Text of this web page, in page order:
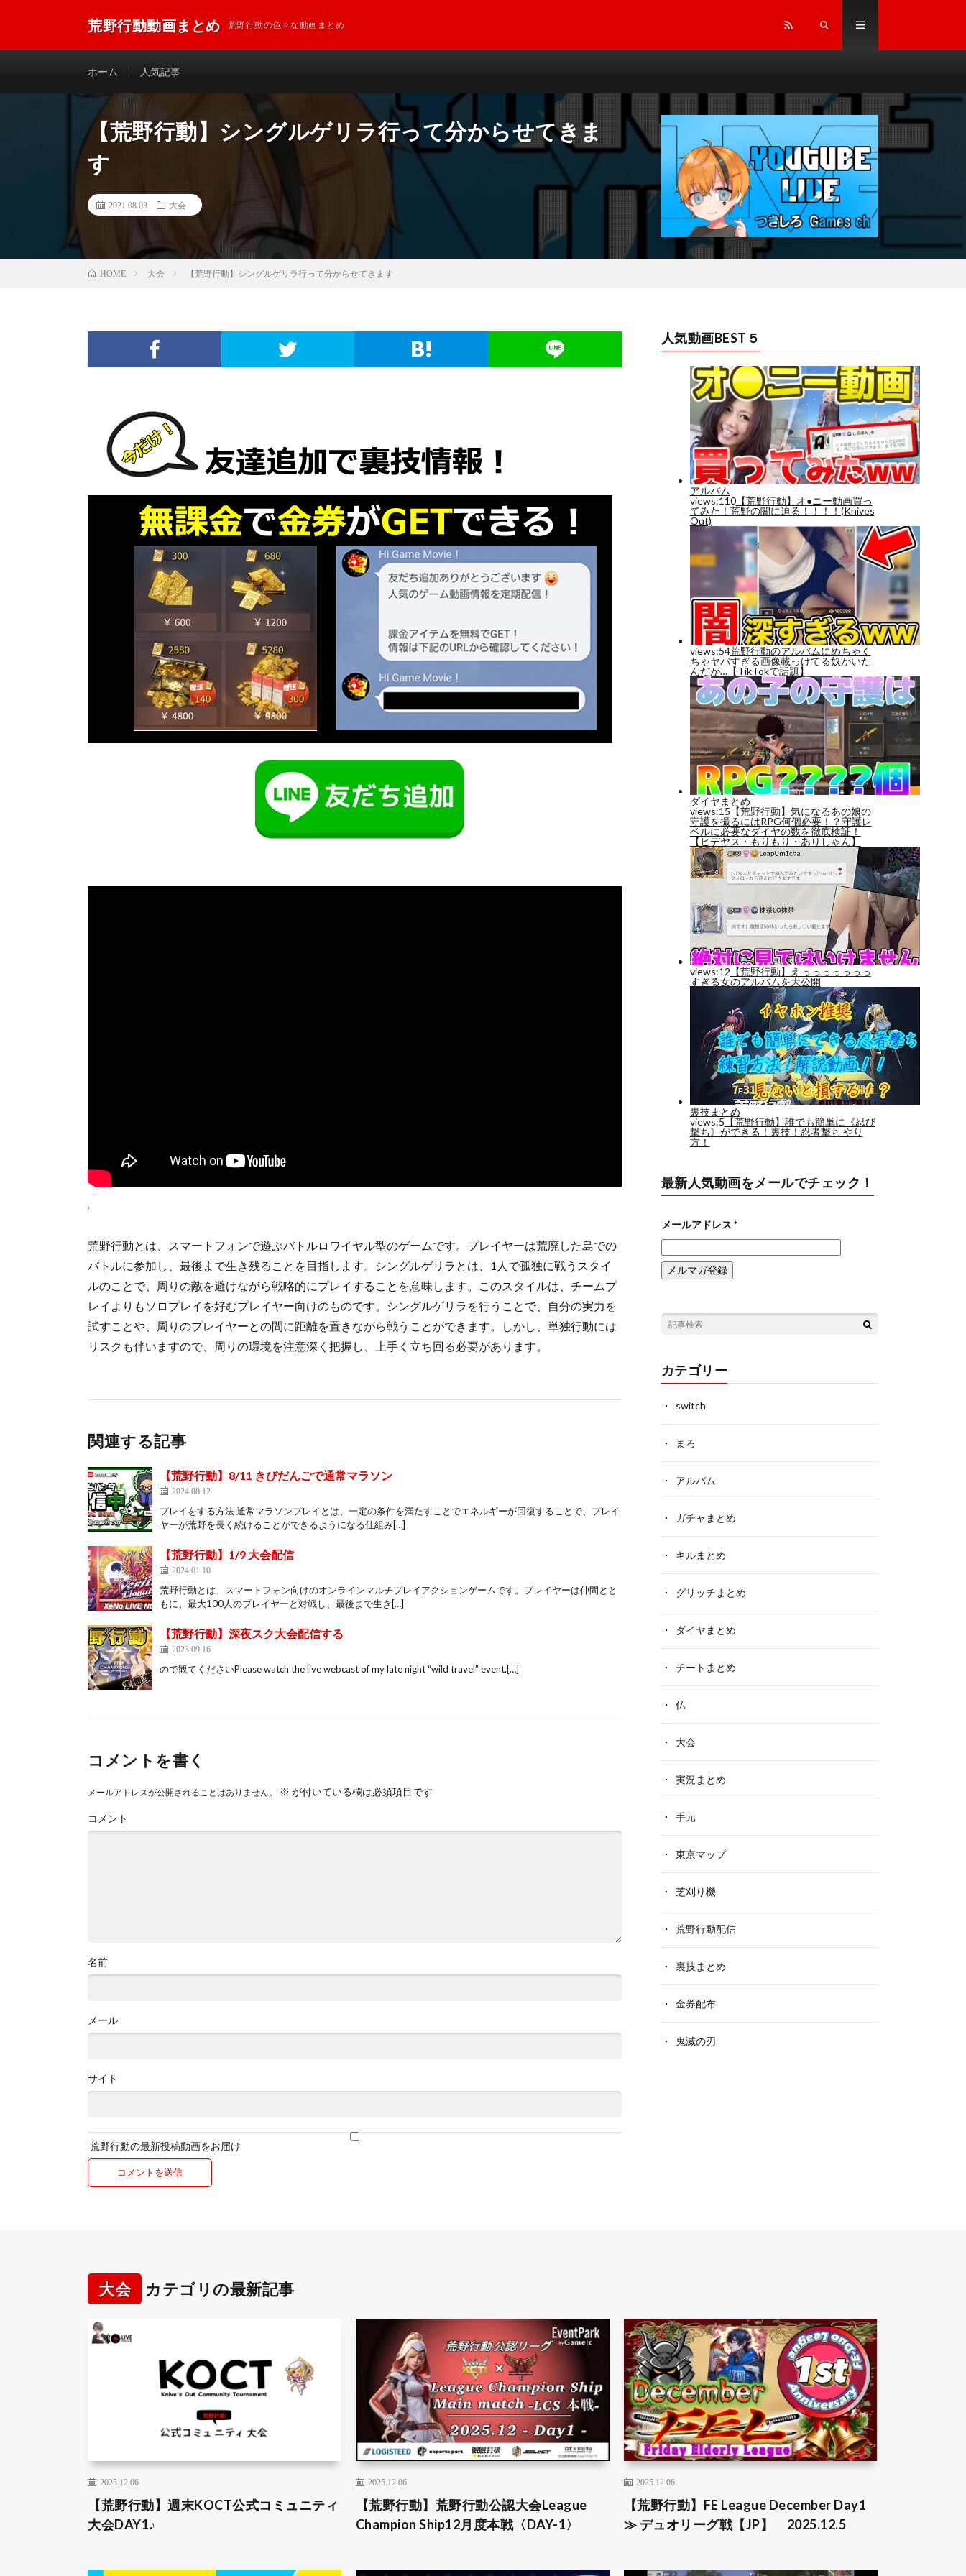
荒野行動動画まとめ 荒野行動の色々な動画まとめ
ホーム 人気記事
【荒野行動】シングルゲリラ行って分からせてきま
す
2021.08.03 大会
HOME 大会 【荒野行動】シングルゲリラ行って分からせてきます
‘
荒野行動とは、スマートフォンで遊ぶバトルロワイヤル型のゲームです。プレイヤーは荒廃した島での
バトルに参加し、最後まで生き残ることを目指します。シングルゲリラとは、1人で孤独に戦うスタイ
ルのことで、周りの敵を避けながら戦略的にプレイすることを意味します。このスタイルは、チームプ
レイよりもソロプレイを好むプレイヤー向けのものです。シングルゲリラを行うことで、自分の実力を
試すことや、周りのプレイヤーとの間に距離を置きながら戦うことができます。しかし、単独行動には
リスクも伴いますので、周りの環境を注意深く把握し、上手く立ち回る必要があります。
関連する記事
【荒野行動】8/11 きびだんごで通常マラソン
2024.08.12
プレイをする方法 通常マラソンプレイとは、一定の条件を満たすことでエネルギーが回復することで、プレイ
ヤーが荒野を長く続けることができるようになる仕組み[…]
【荒野行動】1/9 大会配信
2024.01.10
荒野行動とは、スマートフォン向けのオンラインマルチプレイアクションゲームです。プレイヤーは仲間とと
もに、最大100人のプレイヤーと対戦し、最後まで生き[…]
【荒野行動】深夜スク大会配信する
2023.09.16
ので観てくださいPlease watch the live webcast of my late night “wild travel” event.[…]
コメントを書く
メールアドレスが公開されることはありません。 ※ が付いている欄は必須項目です
コメント
名前
メール
サイト
荒野行動の最新投稿動画をお届け
人気動画BEST５
最新人気動画をメールでチェック！
メールアドレス *
カテゴリー
switch
まろ
アルバム
ガチャまとめ
キルまとめ
グリッチまとめ
ダイヤまとめ
チートまとめ
仏
大会
実況まとめ
手元
東京マップ
芝刈り機
荒野行動配信
裏技まとめ
金券配布
鬼滅の刃
大会 カテゴリの最新記事
2025.12.06
【荒野行動】週末KOCT公式コミュニティ
大会DAY1♪
2025.12.06
【荒野行動】荒野行動公認大会League
Champion Ship12月度本戦〈DAY-1〉
2025.12.06
【荒野行動】FE League December Day1
≫ デュオリーグ戦【JP】 2025.12.5